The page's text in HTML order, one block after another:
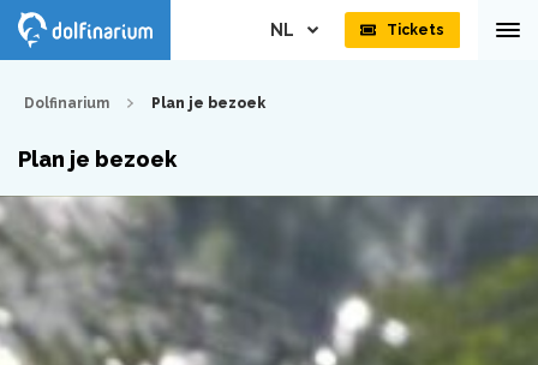
NL Tickets
Dolfinarium Plan je bezoek
Plan je bezoek